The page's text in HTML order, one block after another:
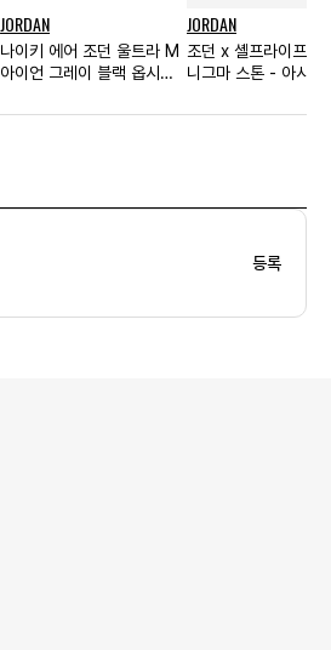
JORDAN
나이키 에어 조던 울트라 M
아이언 그레이 블랙 옵시디
JORDAN
조던 x 셸프라이프 후
니그마 스톤 - 아시아
등록